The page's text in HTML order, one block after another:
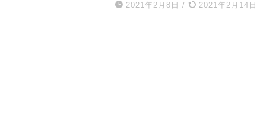
2021年2月8日 / 2021年2月14日